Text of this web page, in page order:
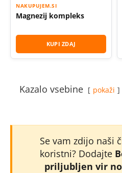
NAKUPUJEM.SI
Magnezij kompleks
KUPI ZDAJ
Kazalo vsebine pokaži
Se vam zdijo naši
koristni? Dodajte
priljubljen vir